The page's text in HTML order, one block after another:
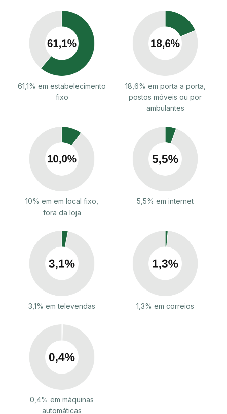
61,1% em estabelecimento
fixo
18,6% em porta a porta,
postos móveis ou por
ambulantes
10% em em local fixo,
fora da loja
5,5% em internet
3,1% em televendas 1,3% em correios
0,4% em máquinas
automáticas